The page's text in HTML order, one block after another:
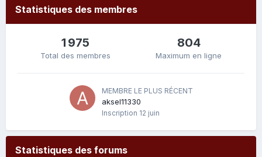
Statistiques des membres
1 975
Total des membres
804
Maximum en ligne
MEMBRE LE PLUS RÉCENT
aksel11330
Inscription 12 juin
Statistiques des forums